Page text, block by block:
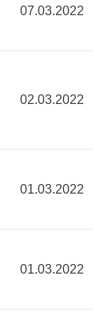
07.03.2022
02.03.2022
01.03.2022
01.03.2022